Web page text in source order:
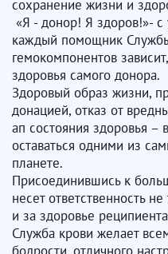
сохранение жизни и
«Я - донор! Я здоров!»- с
каждый помощник
гемокомпонентов
здоровья самого донора.
Здоровый образ жизни,
донацией, отказ от
ап состояния здоровья –
оставаться одними из
планете.
Присоединившись к
несет ответственность
и за здоровье
Служба крови желает